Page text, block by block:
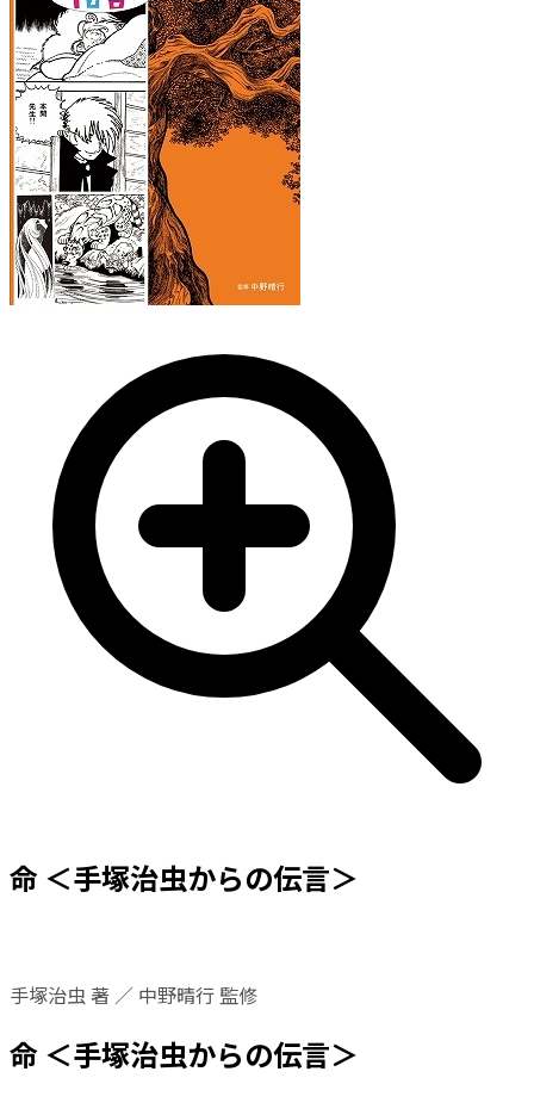
命 ＜手塚治虫からの伝言＞
手塚治虫 著 ／ 中野晴行 監修
命 ＜手塚治虫からの伝言＞